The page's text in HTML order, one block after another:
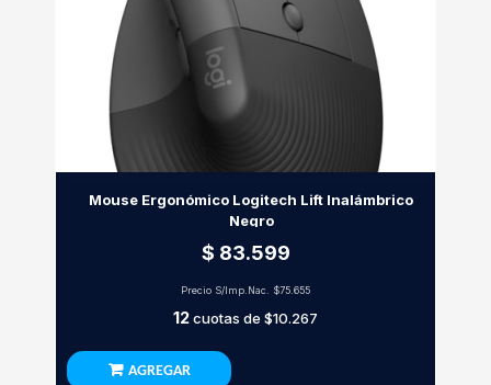
Mouse Ergonómico Logitech Lift Inalámbrico
Negro
$ 83.599
Precio S/Imp.Nac. $75.655
12cuotas de $10.267
AGREGAR